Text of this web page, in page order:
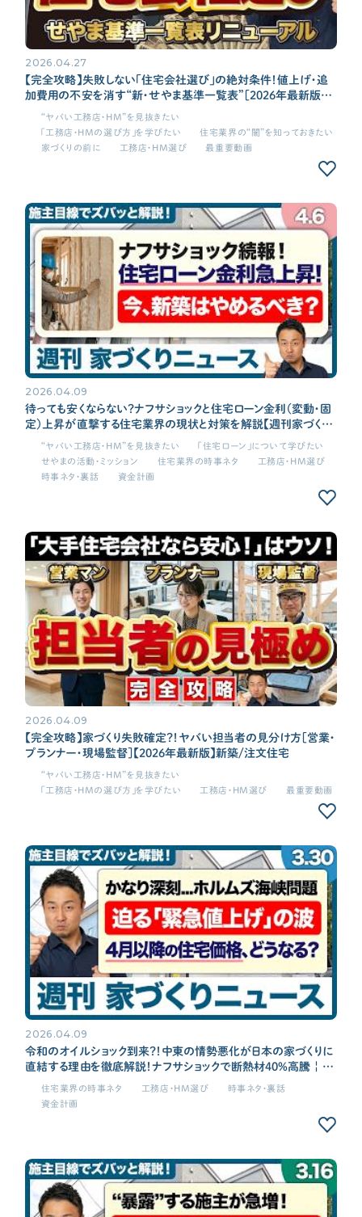
2026.04.27
【完全攻略】失敗しない「住宅会社選び」の絶対条件！値上げ・追
加費用の不安を消す“新・せやま基準一覧表”［2026年最新版/
“ヤバい工務店・HM”を見抜きたい
「工務店・HMの選び方」を学びたい
住宅業界の“闇”を知っておきたい
家づくりの前に
工務店・HM選び 最重要動画
2026.04.09
待っても安くならない？ナフサショックと住宅ローン金利（変動・固
定）上昇が直撃する住宅業界の現状と対策を解説【週刊家づくり
“ヤバい工務店・HM”を見抜きたい
「住宅ローン」について学びたい
せやまの活動・ミッション
住宅業界の時事ネタ
工務店・HM選び
時事ネタ・裏話
資金計画
2026.04.09
【完全攻略】家づくり失敗確定？！ヤバい担当者の見分け方［営業・
プランナー・現場監督］【2026年最新版】新築/注文住宅
“ヤバい工務店・HM”を見抜きたい
「工務店・HMの選び方」を学びたい
工務店・HM選び 最重要動画
2026.04.09
令和のオイルショック到来？！中東の情勢悪化が日本の家づくりに
直結する理由を徹底解説！ナフサショックで断熱材40%高騰 | 契
約後の価格転換問題【週刊家づくりニュース#13】
住宅業界の時事ネタ 工務店・HM選び
時事ネタ・裏話
資金計画